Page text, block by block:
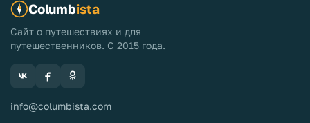
Columbista
Сайт о путешествиях и для
путешественников. С 2015 года.
info@columbista.com